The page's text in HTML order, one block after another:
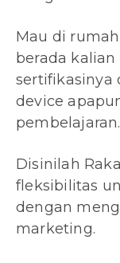
Mau di
berada
sertifikasinya
device
pembelajaran.
Disinilah
fleksibilitas
dengan
marketing.